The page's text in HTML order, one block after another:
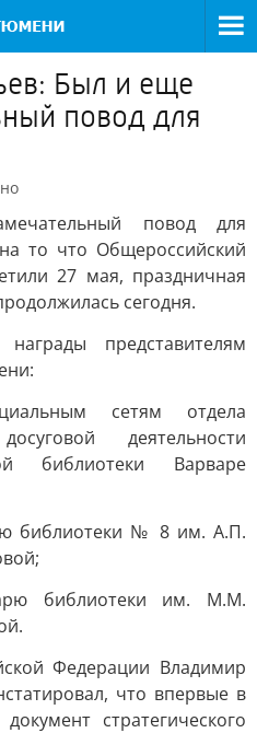
Был и еще
повод для
повод для
то что Общероссийский
27 мая, праздничная
сегодня.
представителям
сетям отдела
деятельности
библиотеки Варваре
библиотеки № 8 им. А.П.
библиотеки им. М.М.
Федерации Владимир
что впервые в
стратегического